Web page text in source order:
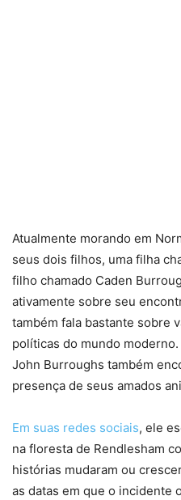
Atualmente morando em
seus dois filhos, uma filha
filho chamado Caden
ativamente sobre seu
também fala bastante sobre
políticas do mundo
John Burroughs também
presença de seus amados
Em suas redes sociais, ele
na floresta de Rendlesham
histórias mudaram ou
as datas em que o incidente